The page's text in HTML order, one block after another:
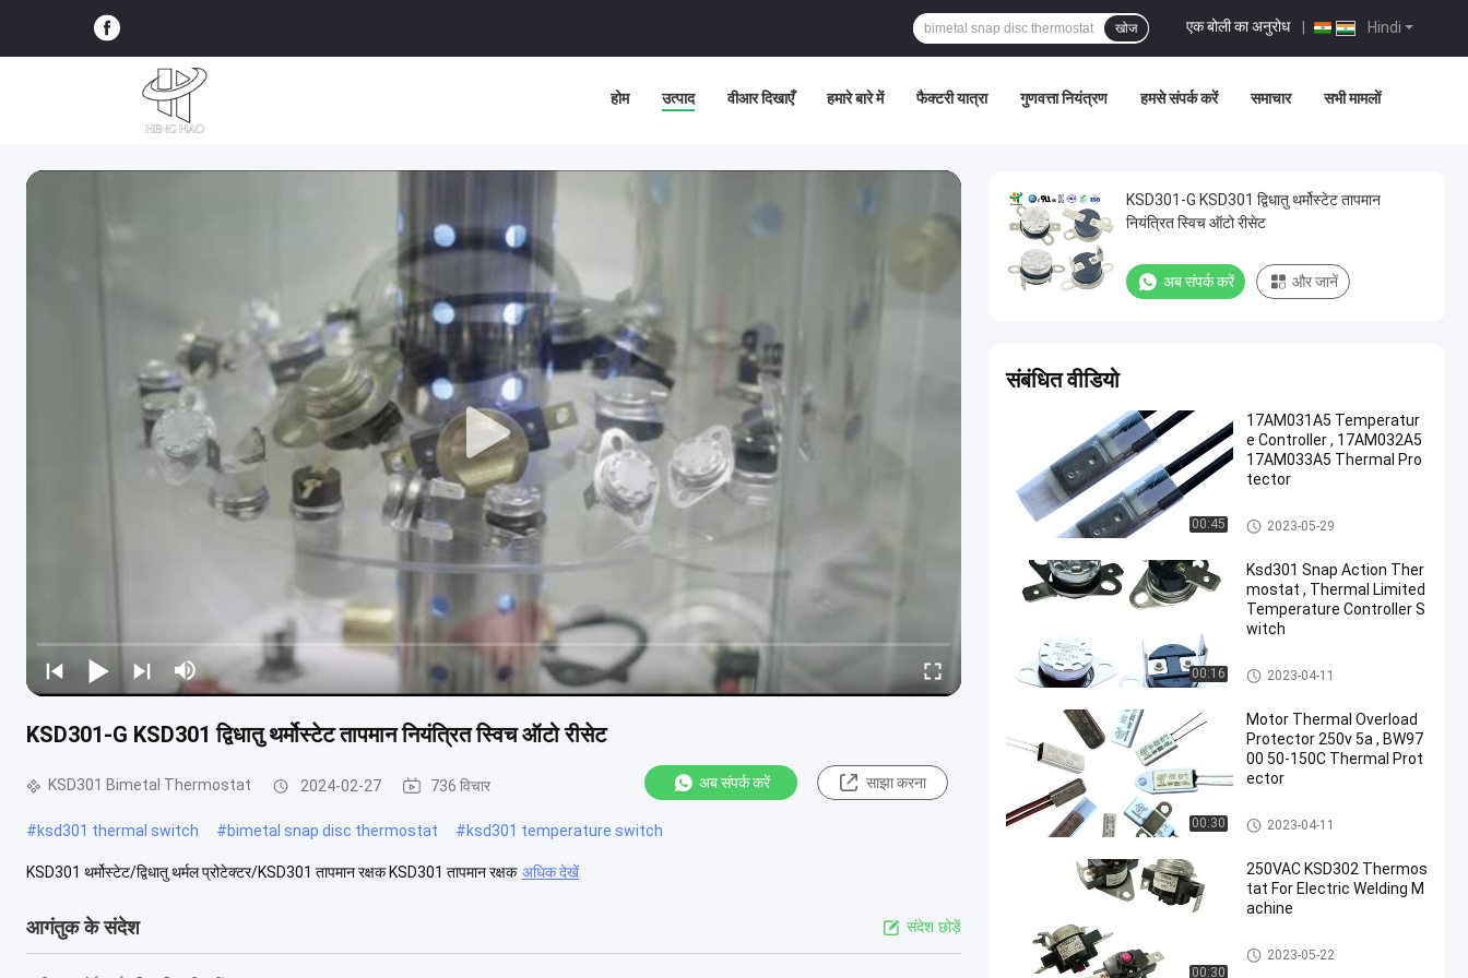
Hindi
एक बोली का अनुरोध
खोज
होम उत्पाद वीआर दिखाएँ हमारे बारे में फैक्टरी यात्रा गुणवत्ता नियंत्रण हमसे संपर्क करें समाचार सभी मामलों
KSD301-G KSD301 द्विधातु थर्मोस्टेट तापमान नियंत्रित स्विच ऑटो रीसेट
KSD301 Bimetal Thermostat 2024-02-27 736 विचार अब संपर्क करें साझा करना
#ksd301 thermal switch #bimetal snap disc thermostat #ksd301 temperature switch
KSD301 थर्मोस्टेट/द्विधातु थर्मल प्रोटेक्टर/KSD301 तापमान रक्षक KSD301 तापमान रक्षक अधिक देखें
आगंतुक के संदेश संदेश छोड़ें
KSD301-G KSD301 द्विधातु थर्मोस्टेट तापमान
नियंत्रित स्विच ऑटो रीसेट
अब संपर्क करें और जानें
संबंधित वीडियो
00:45
17AM031A5 Temperatur
e Controller , 17AM032A5
17AM033A5 Thermal Pro
tector
17AM Thermal Protector
2023-05-29
00:16
Ksd301 Snap Action Ther
mostat , Thermal Limited
Temperature Controller S
witch
KSD301 Bimetal Thermostat
2023-04-11
00:30
Motor Thermal Overload
Protector 250v 5a , BW97
00 50-150C Thermal Prot
ector
KSD301 Bimetal Thermostat
2023-04-11
00:30
250VAC KSD302 Thermos
tat For Electric Welding M
achine
KSD302 Thermostat
2023-05-22